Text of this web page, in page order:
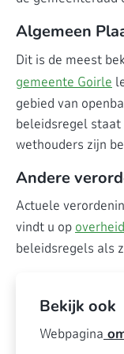
Algemeen
Dit is de meest
gemeente Goirle
gebied van
beleidsregel
wethouders zijn
Andere
Actuele
vindt u op
beleidsregels als
Bekijk ook
Webpagina